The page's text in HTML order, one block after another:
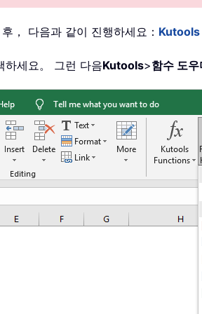
， 다음과 같이 진행하세요：
하세요。 그런 다음Kutools>함수 도우